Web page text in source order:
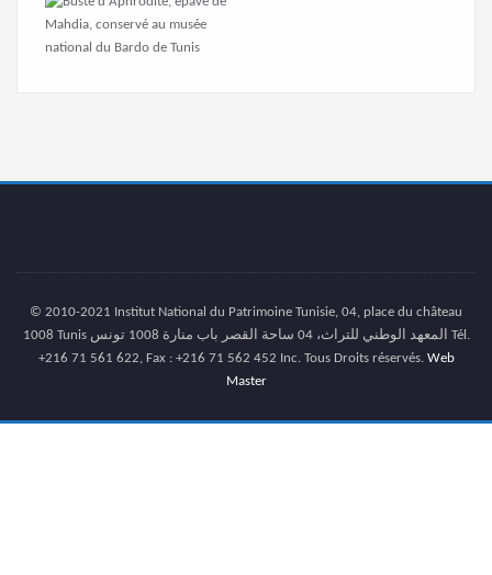
© 2010-2021 Institut National du Patrimoine Tunisie, 04, place du château
1008 Tunis المعهد الوطني للتراث، 04 ساحة القصر باب منارة 1008 تونس Tél.
+216 71 561 622, Fax : +216 71 562 452 Inc. Tous Droits réservés. Web
Master